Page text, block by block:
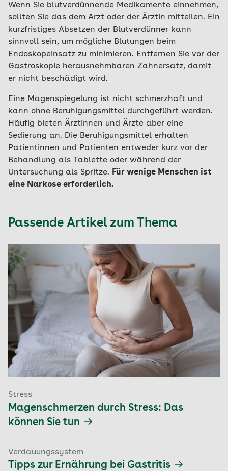
Wenn Sie blutverdünnende Medikamente einnehmen,
sollten Sie das dem Arzt oder der Ärztin mitteilen. Ein
kurzfristiges Absetzen der Blutverdünner kann
sinnvoll sein, um mögliche Blutungen beim
Endoskopeinsatz zu minimieren. Entfernen Sie vor der
Gastroskopie herausnehmbaren Zahnersatz, damit
er nicht beschädigt wird.
Eine Magenspiegelung ist nicht schmerzhaft und
kann ohne Beruhigungsmittel durchgeführt werden.
Häufig bieten Ärztinnen und Ärzte aber eine
Sedierung an. Die Beruhigungsmittel erhalten
Patientinnen und Patienten entweder kurz vor der
Behandlung als Tablette oder während der
Untersuchung als Spritze. Für wenige Menschen ist
eine Narkose erforderlich.
Passende Artikel zum Thema
Stress
Magenschmerzen durch Stress: Das
können Sie tun
Verdauungssystem
Tipps zur Ernährung bei Gastritis